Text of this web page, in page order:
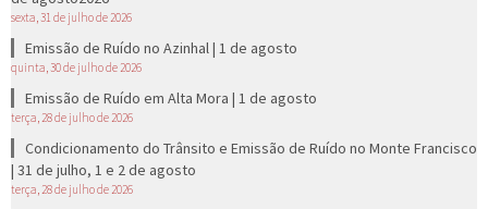
sexta, 31 de julho de 2026
Emissão de Ruído no Azinhal | 1 de agosto
quinta, 30 de julho de 2026
Emissão de Ruído em Alta Mora | 1 de agosto
terça, 28 de julho de 2026
Condicionamento do Trânsito e Emissão de Ruído no Monte Francisco
| 31 de julho, 1 e 2 de agosto
terça, 28 de julho de 2026